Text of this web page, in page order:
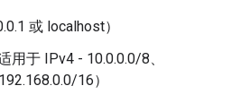
或 localhost）
用于 IPv4 - 10.0.0.0/8、
16）